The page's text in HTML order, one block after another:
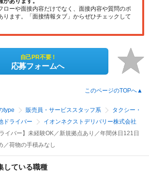
ローや面接内容だけでなく、面接内容や質問のポ
ります。「面接情報タブ」からぜひチェックして
自己PR不要！
応募フォームへ
このページのTOPへ▲
type 販売員・サービススタッフ系
タクシー・
ドライバー
イオンネクストデリバリー株式会社
イバー】未経験OK／新規拠点あり／年間休日121日
／荷物の手積みなし
している職種